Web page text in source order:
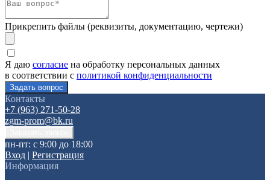
Прикрепить файлы (реквизиты, документацию, чертежи)
Я даю согласие на обработку персональных данных
в соответствии с политикой конфиденциальности
Контакты
+7 (963) 271-50-28
zgm-prom@bk.ru
пн-пт: с 9:00 до 18:00
Вход | Регистрация
Информация